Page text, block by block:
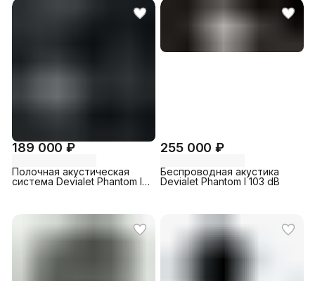
189 000 ₽
Полочная акустическая
система Devialet Phantom II
255 000 ₽
Беспроводная акустика
Devialet Phantom I 103 dB